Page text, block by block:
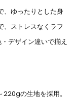
、ゆったりとした身
、ストレスなくラフ
デザイン違いで揃え
の生地を採用。